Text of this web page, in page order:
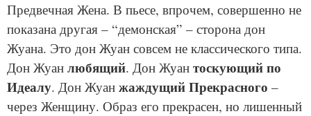
Предвечная Жена. В пьесе, впрочем, совершенно не
показана другая – “демонская” – сторона дон
Жуана. Это дон Жуан совсем не классического типа.
Дон Жуан любящий. Дон Жуан тоскующий по
Идеалу. Дон Жуан жаждущий Прекрасного –
через Женщину. Образ его прекрасен, но лишенный